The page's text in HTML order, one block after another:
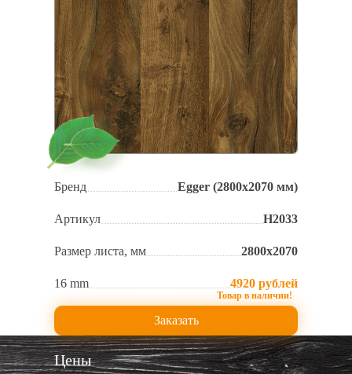
Бренд Egger (2800х2070 мм)
Артикул Н2033
Размер листа, мм 2800х2070
16 mm 4920 рублей
Заказать
Цены